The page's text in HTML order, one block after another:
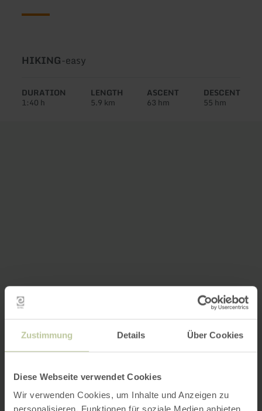
Zustimmung Details Über Cookies
Diese Webseite verwendet Cookies
Wir verwenden Cookies, um Inhalte und Anzeigen zu
personalisieren, Funktionen für soziale Medien anbieten
Type
tour:
HIKING-Difficulty:
easy
DURATION
1:40 h
LENGTH
5.9 km
ASCENT
63 hm
DESCENT
55 hm